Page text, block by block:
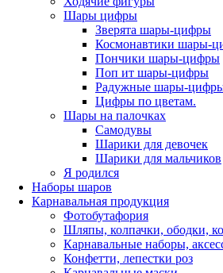
Шары цифры
Зверята шары-цифры
Космонавтики шары-
Пончики шары-цифры
Поп ит шары-цифры
Радужные шары-
Цифры по цветам.
Шары на палочках
Самодувы
Шарики для девочек
Шарики для мальчиков
Я родился
Наборы шаров
Карнавальная продукция
Фотобутафория
Шляпы, колпачки, ободки,
Карнавальные наборы,
Конфетти, лепестки роз